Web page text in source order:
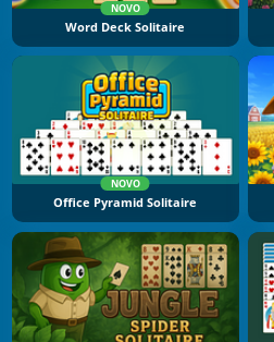
NOVO
Word Deck Solitaire
NOVO
Office Pyramid Solitaire